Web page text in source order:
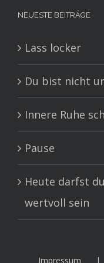
NEUESTE BEITRÄGE
Lass locker
Du bist nicht
Innere Ruhe
Pause
Heute darfst
wertvoll sein
Impressum